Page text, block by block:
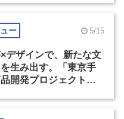
ー 5/15
デザインで、新たな文
生み出す。「東京手
開発プロジェクト受